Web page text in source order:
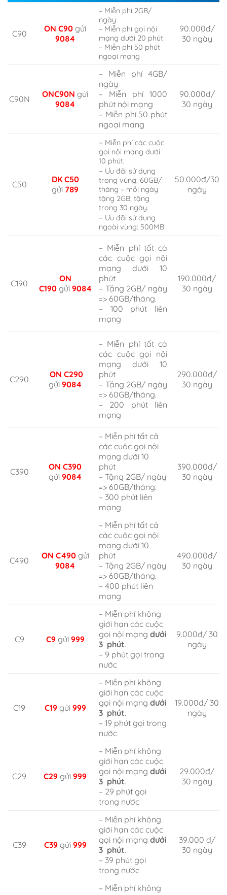
C90 ON C90 gửi
9084
– Miễn phí 2GB/
ngày
– Miễn phí gọi nội
mạng dưới 20 phút
– Miễn phí 50 phút
ngoại mạng
90.000đ/
30 ngày
C90N ONC90N gửi
9084
– Miễn phí 4GB/
ngày
– Miễn phí 1000
phút nội mạng
– Miễn phí 50 phút
ngoại mạng
90.000đ/
30 ngày
C50
DK C50
gửi 789
– Miễn phí các cuộc
gọi nội mạng dưới
10 phút.
– Ưu đãi sử dụng
trong vùng: 60GB/
tháng – mỗi ngày
tặng 2GB, tặng
trong 30 ngày.
– Ưu đãi sử dụng
ngoài vùng: 500MB
50.000đ/30
ngày
C190
ON
C190 gửi 9084
– Miễn phí tất cả
các cuộc gọi nội
mạng dưới 10
phút
– Tặng 2GB/ ngày
=> 60GB/tháng.
– 100 phút liên
mạng
190.000đ/
30 ngày
C290
ON C290
gửi 9084
– Miễn phí tất cả
các cuộc gọi nội
mạng dưới 10
phút
– Tặng 2GB/ ngày
=> 60GB/tháng.
– 200 phút liên
mạng
290.000đ/
30 ngày
C390
ON C390
gửi 9084
– Miễn phí tất cả
các cuộc gọi nội
mạng dưới 10
phút
– Tặng 2GB/ ngày
=> 60GB/tháng.
– 300 phút liên
mạng
390.000đ/
30 ngày
C490 ON C490 gửi
9084
– Miễn phí tất cả
các cuộc gọi nội
mạng dưới 10
phút
– Tặng 2GB/ ngày
=> 60GB/tháng.
– 400 phút liên
mạng
490.000đ/
30 ngày
C9 C9 gửi 999
– Miễn phí không
giới hạn các cuộc
gọi nội mạngdưới
3 phút.
– 9 phút gọi trong
nước
9.000đ/ 30
ngày
C19 C19 gửi 999
– Miễn phí không
giới hạn các cuộc
gọi nội mạngdưới
3 phút.
– 19 phút gọi trong
nước
19.000đ/ 30
ngày
C29 C29 gửi 999
– Miễn phí không
giới hạn các cuộc
gọi nội mạngdưới
3 phút.
– 29 phút gọi
trong nước
29.000đ/
30 ngày
C39 C39 gửi 999
– Miễn phí không
giới hạn các cuộc
gọi nội mạngdưới
3 phút.
– 39 phút gọi
trong nước
39.000 đ/
30 ngày
– Miễn phí không